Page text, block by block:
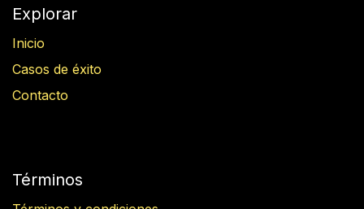
Explorar
Inicio
Casos de éxito
Contacto
Términos